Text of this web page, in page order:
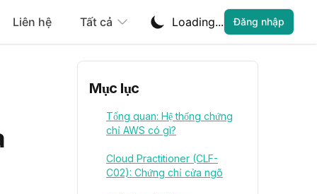
Liên hệ Tất cả Loading... Đăng nhập
Mục lục
Tổng quan: Hệ thống chứng
chỉ AWS có gì?
Cloud Practitioner (CLF-
C02): Chứng chỉ cửa ngõ